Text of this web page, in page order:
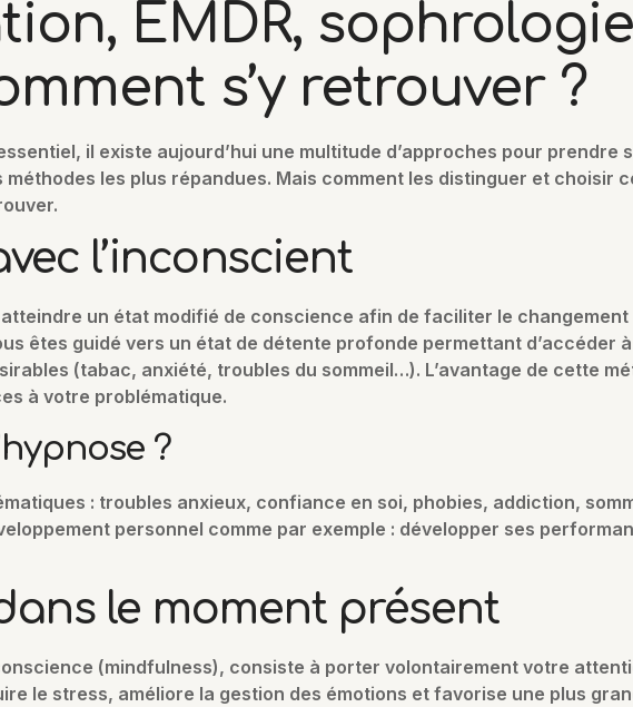
EMDR,
s’y retrouver ?
il existe aujourd’hui une multitude d’approches pour prendre
les plus répandues. Mais comment les distinguer et choisir
l’inconscient
un état modifié de conscience afin de faciliter le
êtes guidé vers un état de détente profonde permettant d’accéder
(tabac, anxiété, troubles du sommeil…). L’avantage de cette
à votre problématique.
?
: troubles anxieux, confiance en soi, phobies, addiction,
personnel comme par exemple : développer ses
le moment présent
(mindfulness), consiste à porter volontairement votre
le stress, améliore la gestion des émotions et favorise une plus